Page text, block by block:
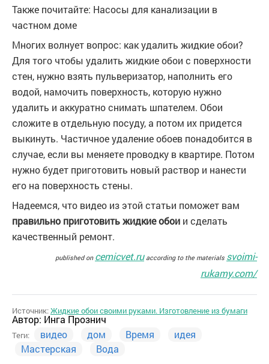
Также почитайте: Насосы для канализации в
частном доме
Многих волнует вопрос: как удалить жидкие обои?
Для того чтобы удалить жидкие обои с поверхности
стен, нужно взять пульверизатор, наполнить его
водой, намочить поверхность, которую нужно
удалить и аккуратно снимать шпателем. Обои
сложите в отдельную посуду, а потом их придется
выкинуть. Частичное удаление обоев понадобится в
случае, если вы меняете проводку в квартире. Потом
нужно будет приготовить новый раствор и нанести
его на поверхность стены.
Надеемся, что видео из этой статьи поможет вам
правильно приготовить жидкие обои и сделать
качественный ремонт.
published on cemicvet.ruaccording to the materials svoimi-
rukamy.com/
Источник:Жидкие обои своими руками. Изготовление из бумаги
Автор: Инга Прознич
Теги: видео дом Время
идея
Мастерская
Вода